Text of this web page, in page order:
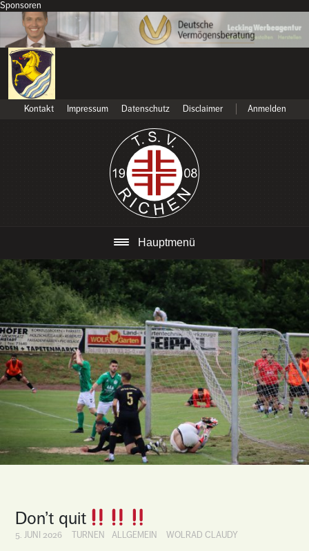
Sponsoren
Kontakt Impressum Datenschutz Disclaimer Anmelden
Hauptmenü
Don’t quit
5. JUNI 2026 TURNEN ALLGEMEIN WOLRAD CLAUDY